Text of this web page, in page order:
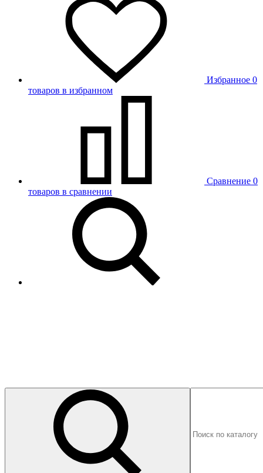
Избранное 0
товаров в избранном
Сравнение 0
товаров в сравнении